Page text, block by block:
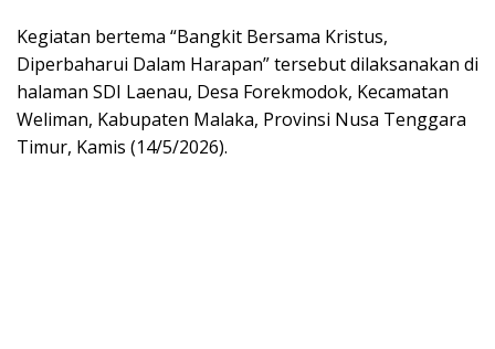
Kegiatan bertema “Bangkit Bersama Kristus,
Diperbaharui Dalam Harapan” tersebut dilaksanakan di
halaman SDI Laenau, Desa Forekmodok, Kecamatan
Weliman, Kabupaten Malaka, Provinsi Nusa Tenggara
Timur, Kamis (14/5/2026).